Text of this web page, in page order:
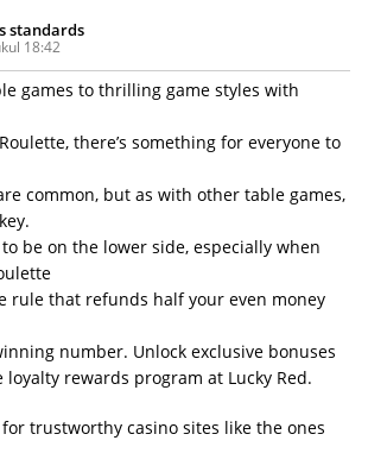
standards
18:42
games to thrilling game styles with
there’s something for everyone to
common, but as with other table games,
be on the lower side, especially when
rule that refunds half your even money
number. Unlock exclusive bonuses
rewards program at Lucky Red.
trustworthy casino sites like the ones